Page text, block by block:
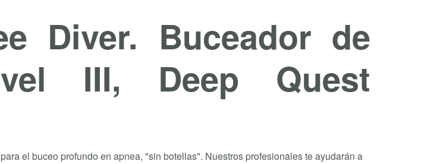
Diver. Buceador de
III, Deep Quest
el buceo profundo en apnea, "sin botellas". Nuestros profesionales te ayudarán a